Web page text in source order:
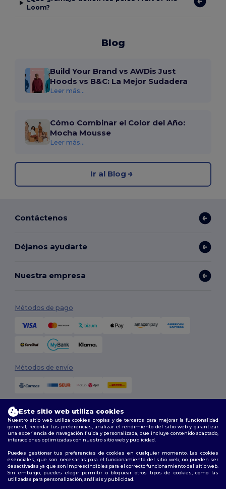
Loom?
Blog
Build Your Brand vs AWDis Just
Hoods vs B&C: La Mejor Sudadera
Leer más...
Cómo Combinar el Color del Año:
Mocha Mousse
Leer más...
Ir al Blog
Contáctenos
Déjanos ayudarte
Nuestra empresa
Métodos de pago
Métodos de envío
2026. Todos los derechos reservados
Síguenos
Este sitio web utiliza cookies
Nuestro sitio web utiliza cookies propias y de terceros para mejorar la funcionalidad
general, recordar tus preferencias, analizar el rendimiento del sitio web y garantizar
una experiencia de navegación fluida y personalizada, que incluye contenido adaptado,
interacciones optimizadas con nuestro sitio web y publicidad.
Puedes gestionar tus preferencias de cookies en cualquier momento. Las cookies
esenciales, que son necesarias para el funcionamiento del sitio web, no pueden ser
desactivadas ya que son imprescindibles para el correcto funcionamiento del sitio web.
Sin embargo, puedes elegir permitir o bloquear otros tipos de cookies, como las
utilizadas para personalización, análisis y publicidad.